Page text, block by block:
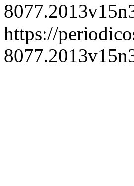
https://